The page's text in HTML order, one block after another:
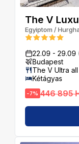
The V
Egyiptom /
22.09 - 29.09
Budapest
The V Ultra
Kétágyas
-7% 446 895